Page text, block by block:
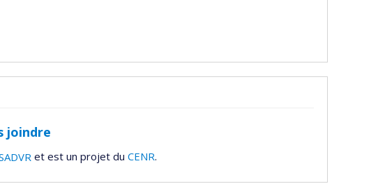
joindre
et est un projet du CENR.